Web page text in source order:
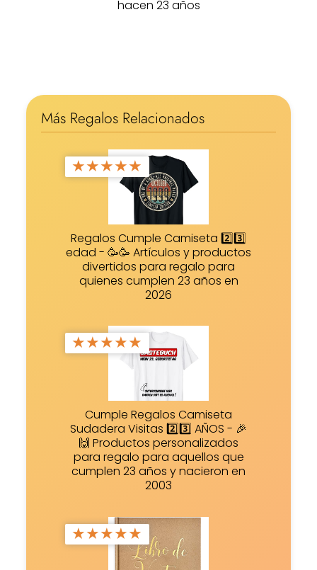
hacen 23 años
Más Regalos Relacionados
★★★★★
Regalos Cumple Camiseta 2️⃣3️⃣
edad - 🥳🥳 Artículos y productos
divertidos para regalo para
quienes cumplen 23 años en
2026
★★★★★
Cumple Regalos Camiseta
Sudadera Visitas 2️⃣3️⃣ AÑOS - 🎉
🙌 Productos personalizados
para regalo para aquellos que
cumplen 23 años y nacieron en
2003
★★★★★